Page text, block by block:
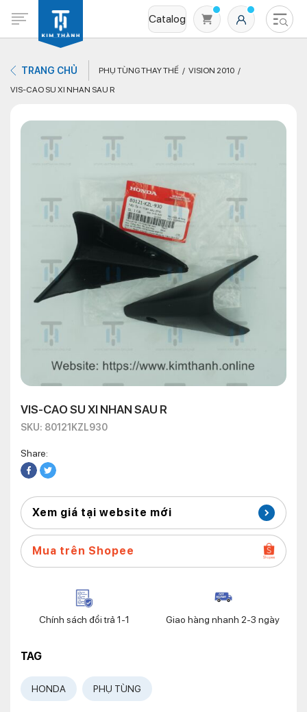
Catalog
Không có sản phẩm nào trong giỏ hàng
TRANG CHỦ PHỤ TÙNG THAY THẾ
VISION 2010
VIS-CAO SU XI NHAN SAU R
VIS-CAO SU XI NHAN SAU R
SKU: 80121KZL930
Share:
Xem giá tại website mới
Mua trên Shopee
Chính sách đổi trả 1-1 Giao hàng nhanh 2-3 ngày
TAG
HONDA PHỤ TÙNG